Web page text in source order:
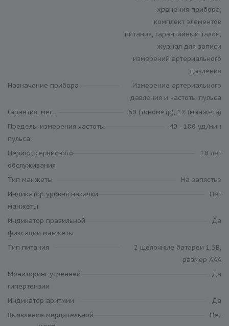
хранения прибора,
комплект элементов
питания, гарантийный талон,
журнал для записи
измерений артериального
давления
Назначение прибора
Измерение артериального
давления и частоты пульса
Гарантия, мес.
60 (тонометр), 12 (манжета)
Пределы измерения частоты
пульса
40 - 180 уд/мин
Период сервисного
обслуживания
10 лет
Тип манжеты
На запястье
Индикатор уровня накачки
манжеты
Нет
Индикатор правильной
фиксации манжеты
Да
Тип питания
2 щелочные батареи 1,5В,
размер ААА
Мониторинг утренней
гипертензии
Да
Индикатор аритмии
Да
Выявление мерцательной
Нет